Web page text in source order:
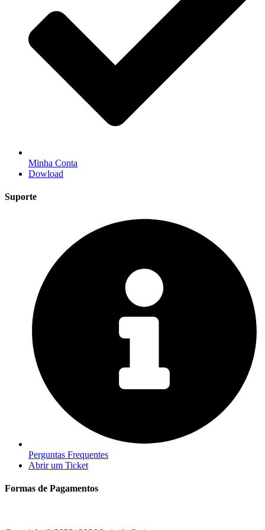
Minha Conta
Dowload
Suporte
Perguntas Frequentes
Abrir um Ticket
Formas de Pagamentos